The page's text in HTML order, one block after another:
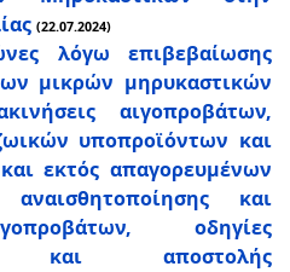
(22.07.2024)
λόγω επιβεβαίωσης
μικρών μηρυκαστικών
αιγοπροβάτων,
υποπροϊόντων και
εκτός απαγορευμένων
και
οδηγίες
και αποστολής